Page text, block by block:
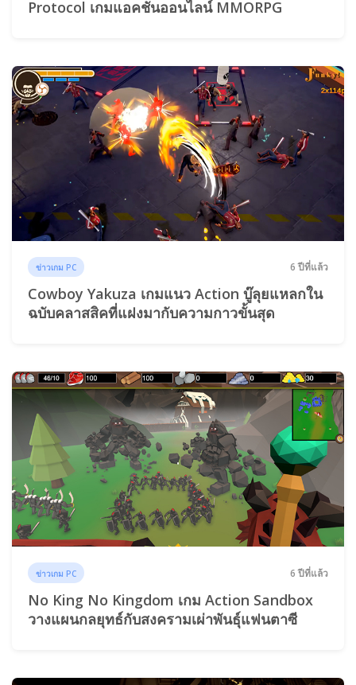
Protocol เกมแอคชั่นออนไลน์ MMORPG
ข่าวเกม PC 6 ปีที่แล้ว
Cowboy Yakuza เกมแนว Action บู๊ลุยแหลกใน
ฉบับคลาสสิคที่แฝงมากับความกาวขั้นสุด
ข่าวเกม PC 6 ปีที่แล้ว
No King No Kingdom เกม Action Sandbox
วางแผนกลยุทธ์กับสงครามเผ่าพันธุ์แฟนตาซี